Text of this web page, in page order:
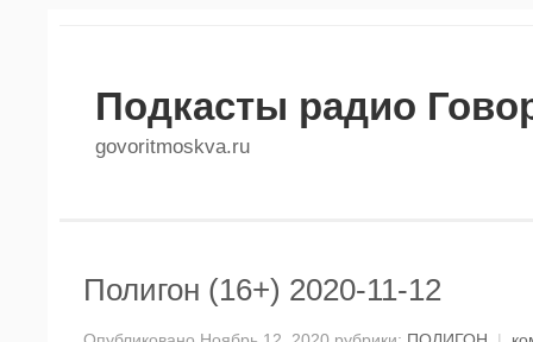
Подкасты радио
govoritmoskva.ru
Полигон (16+) 2020-11-12